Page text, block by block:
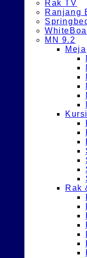
Rak TV
Ranjang
MN 9.2
Meja
Rak